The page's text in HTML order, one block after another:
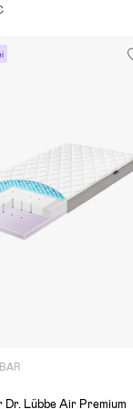
Dr. Lübbe Air Premium